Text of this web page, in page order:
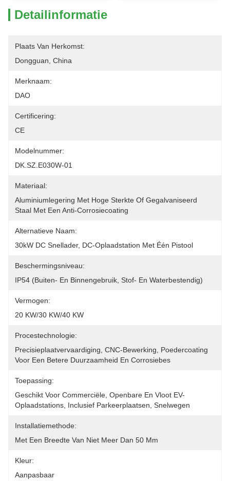
Detailinformatie
Plaats Van Herkomst:
Dongguan, China
Merknaam:
DAO
Certificering:
CE
Modelnummer:
DK.SZ.E030W-01
Materiaal:
Aluminiumlegering Met Hoge Sterkte Of Gegalvaniseerd
Staal Met Een Anti-Corrosiecoating
Alternatieve Naam:
30kW DC Snellader, DC-Oplaadstation Met Één Pistool
Beschermingsniveau:
IP54 (buiten- En Binnengebruik, Stof- En Waterbestendig)
Vermogen:
20 KW/30 KW/40 KW
Procestechnologie:
Precisieplaatvervaardiging, CNC-Bewerking, Poedercoating
Voor Een Betere Duurzaamheid En Corrosiebes
Toepassing:
Geschikt Voor Commerciële, Openbare En Vloot EV-
Oplaadstations, Inclusief Parkeerplaatsen, Snelwegen
Installatiemethode:
Met Een Breedte Van Niet Meer Dan 50 Mm
Kleur:
Aanpasbaar